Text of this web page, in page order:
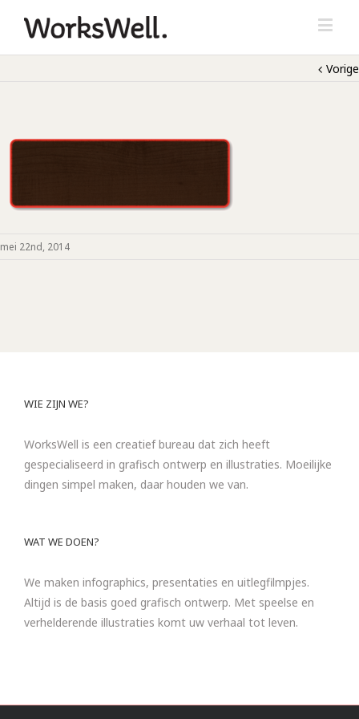
Vorige
mei 22nd, 2014
WIE ZIJN WE?
WorksWell is een creatief bureau dat zich heeft
gespecialiseerd in grafisch ontwerp en illustraties. Moeilijke
dingen simpel maken, daar houden we van.
WAT WE DOEN?
We maken infographics, presentaties en uitlegfilmpjes.
Altijd is de basis goed grafisch ontwerp. Met speelse en
verhelderende illustraties komt uw verhaal tot leven.